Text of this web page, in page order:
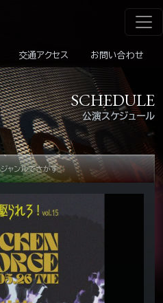
メインナビゲーショ
交通アクセス お問い合わせ
公演スケジュール
SCHEDULE
ジャンルでさがす